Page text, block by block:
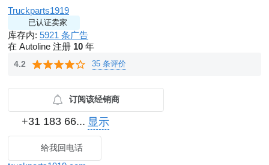
Truckparts1919
已认证卖家
库存内: 5921 条广告
在 Autoline 注册 10 年
4.2 35 条评价
订阅该经销商
+31 183 66... 显示
给我回电话